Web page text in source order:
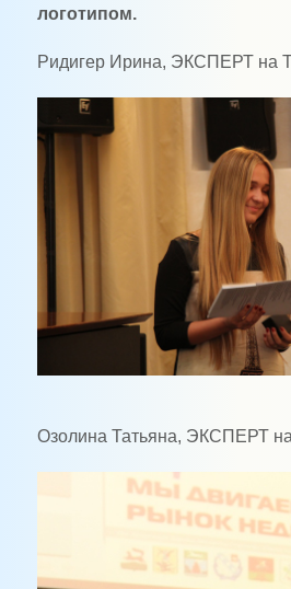
логотипом.
Ридигер Ирина, ЭКСПЕРТ на
Озолина Татьяна, ЭКСПЕРТ